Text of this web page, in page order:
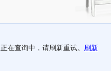
正在查询中，请刷新重试。 刷新